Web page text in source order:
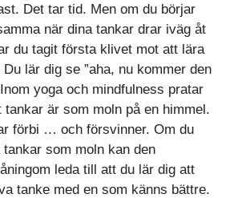
Det tar tid. Men om du börjar
när dina tankar drar iväg åt
du tagit första klivet mot att lära
lär dig se ”aha, nu kommer den
yoga och mindfulness pratar
tankar är som moln på en himmel.
förbi … och försvinner. Om du
som moln kan den
leda till att du lär dig att
tanke med en som känns bättre.